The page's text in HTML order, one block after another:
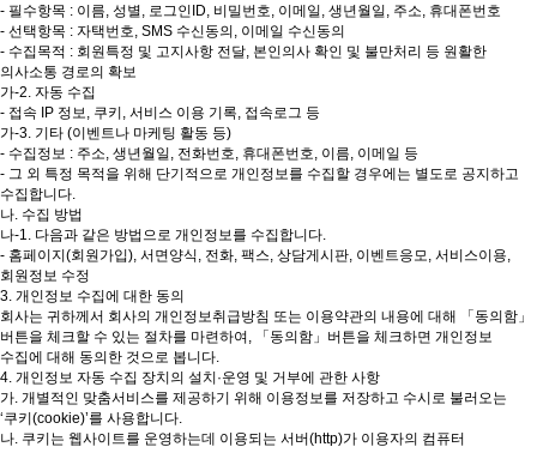
- 필수항목 : 이름, 성별, 로그인ID, 비밀번호, 이메일, 생년월일, 주소, 휴대폰번호
- 선택항목 : 자택번호, SMS 수신동의, 이메일 수신동의
- 수집목적 : 회원특정 및 고지사항 전달, 본인의사 확인 및 불만처리 등 원활한
의사소통 경로의 확보
가-2. 자동 수집
- 접속 IP 정보, 쿠키, 서비스 이용 기록, 접속로그 등
가-3. 기타 (이벤트나 마케팅 활동 등)
- 수집정보 : 주소, 생년월일, 전화번호, 휴대폰번호, 이름, 이메일 등
- 그 외 특정 목적을 위해 단기적으로 개인정보를 수집할 경우에는 별도로 공지하고
수집합니다.
나. 수집 방법
나-1. 다음과 같은 방법으로 개인정보를 수집합니다.
- 홈페이지(회원가입), 서면양식, 전화, 팩스, 상담게시판, 이벤트응모, 서비스이용,
회원정보 수정
3. 개인정보 수집에 대한 동의
회사는 귀하께서 회사의 개인정보취급방침 또는 이용약관의 내용에 대해 「동의함」
버튼을 체크할 수 있는 절차를 마련하여, 「동의함」버튼을 체크하면 개인정보
수집에 대해 동의한 것으로 봅니다.
4. 개인정보 자동 수집 장치의 설치·운영 및 거부에 관한 사항
가. 개별적인 맞춤서비스를 제공하기 위해 이용정보를 저장하고 수시로 불러오는
‘쿠키(cookie)’를 사용합니다.
나. 쿠키는 웹사이트를 운영하는데 이용되는 서버(http)가 이용자의 컴퓨터